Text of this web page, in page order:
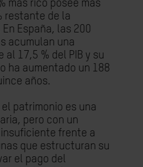
más rico posee más
restante de la
España, las 200
acumulan una
17,5 % del PIB y su
ha aumentado un 188
años.
patrimonio es una
pero con un
frente a
que estructuran su
el pago del